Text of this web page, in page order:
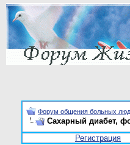
Форум общения больных
Сахарный диабет,
Регистрация